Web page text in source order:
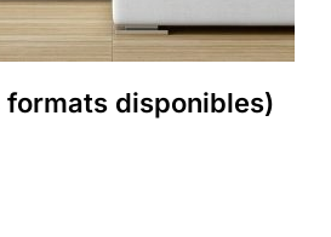
formats disponibles)